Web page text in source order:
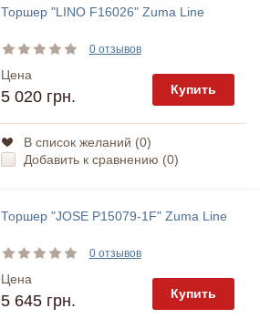
Торшер "LINO F16026" Zuma Line
0 отзывов
Цена
5 020 грн. Купить
В список желаний (0)
Добавить к сравнению (0)
Торшер "JOSE P15079-1F" Zuma Line
0 отзывов
Цена
5 645 грн. Купить